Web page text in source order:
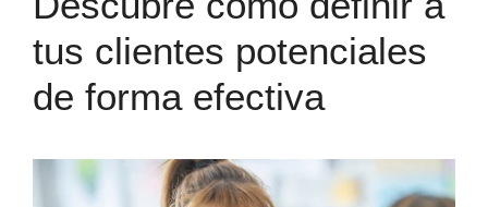
tus clientes potenciales
de forma efectiva